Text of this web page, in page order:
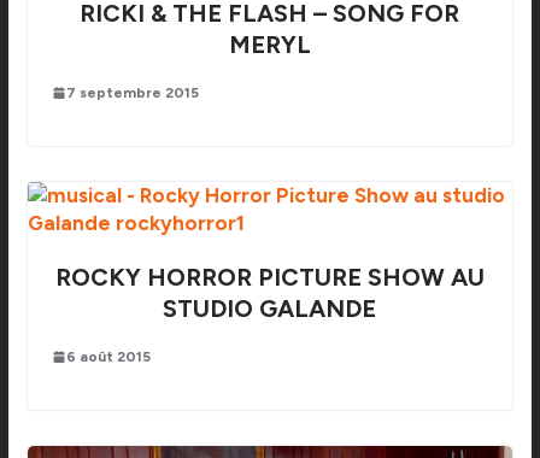
RICKI & THE FLASH – SONG FOR
MERYL
7 septembre 2015
ROCKY HORROR PICTURE SHOW AU
STUDIO GALANDE
6 août 2015